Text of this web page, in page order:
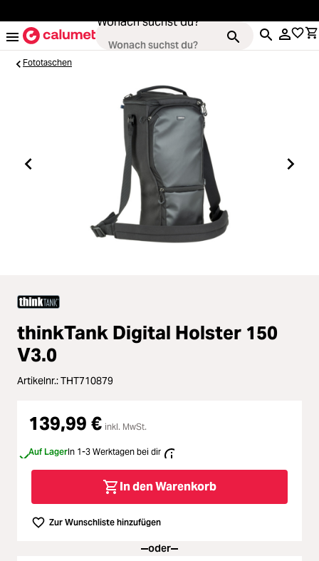
Wonach suchst du?
Loading...
Video & Drohnen
Stative & Gimbals
Loading...
Loading...
Loading... Licht & Studio
Loading...
Loading... Ferngläser
Loading... Second Hand
Loading... SALE
Fototaschen
thinkTank Digital Holster 150
V3.0
Artikelnr.:THT710879
139,99 € inkl. MwSt.
Auf LagerIn 1-3 Werktagen bei dir
In den Warenkorb
Zur Wunschliste hinzufügen
oder